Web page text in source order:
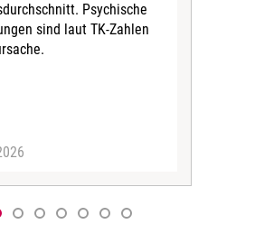
Psychische
sind laut TK-Zahlen